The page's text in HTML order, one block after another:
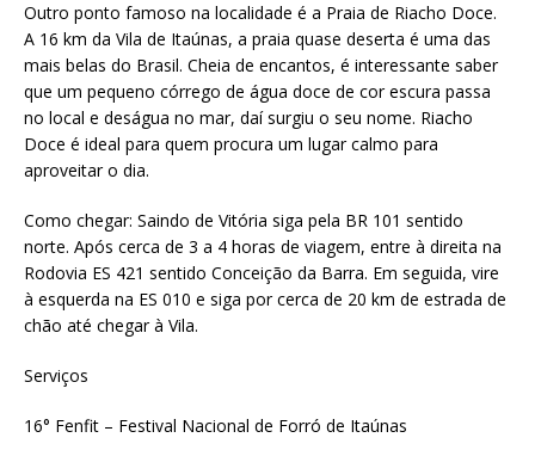
Outro ponto famoso na localidade é a Praia de Riacho Doce.
A 16 km da Vila de Itaúnas, a praia quase deserta é uma das
mais belas do Brasil. Cheia de encantos, é interessante saber
que um pequeno córrego de água doce de cor escura passa
no local e deságua no mar, daí surgiu o seu nome. Riacho
Doce é ideal para quem procura um lugar calmo para
aproveitar o dia.
Como chegar: Saindo de Vitória siga pela BR 101 sentido
norte. Após cerca de 3 a 4 horas de viagem, entre à direita na
Rodovia ES 421 sentido Conceição da Barra. Em seguida, vire
à esquerda na ES 010 e siga por cerca de 20 km de estrada de
chão até chegar à Vila.
Serviços
16° Fenfit – Festival Nacional de Forró de Itaúnas